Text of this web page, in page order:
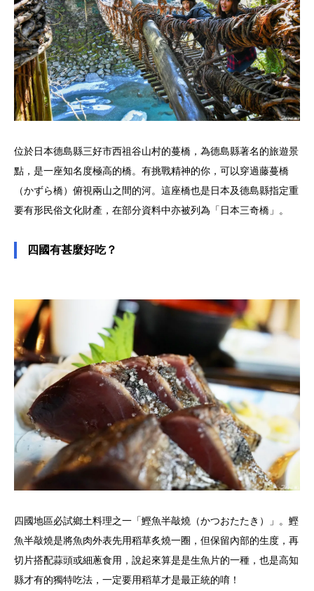
位於日本德島縣三好市西祖谷山村的蔓橋，為德島縣著名的旅遊景
點，是一座知名度極高的橋。有挑戰精神的你，可以穿過藤蔓橋
（かずら橋）俯視兩山之間的河。這座橋也是日本及德島縣指定重
要有形民俗文化財產，在部分資料中亦被列為「日本三奇橋」。
四國有甚麼好吃？
四國地區必試鄉土料理之一「鰹魚半敲燒（かつおたたき）」。鰹
魚半敲燒是將魚肉外表先用稻草炙燒一圈，但保留內部的生度，再
切片搭配蒜頭或細蔥食用，說起來算是是生魚片的一種，也是高知
縣才有的獨特吃法，一定要用稻草才是最正統的唷！